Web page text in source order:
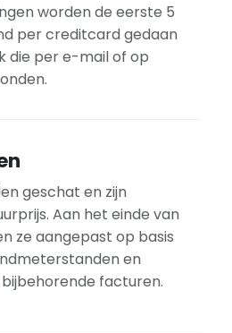
worden de eerste 5
per creditcard gedaan
die per e-mail of op
geschat en zijn
Aan het einde van
ze aangepast op basis
en
facturen.